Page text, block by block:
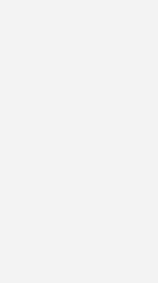
die
den
das
Die
des
im Frühjahr
für die fünf bis